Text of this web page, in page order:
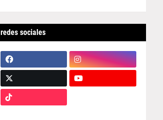
redes sociales